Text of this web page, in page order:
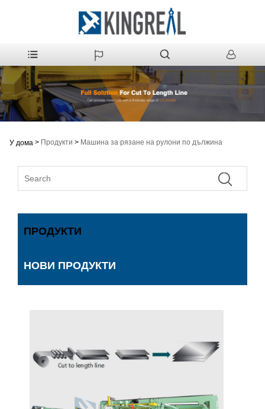
У дома > Продукти > Машина за рязане на рулони по дължина
ПРОДУКТИ
НОВИ ПРОДУКТИ